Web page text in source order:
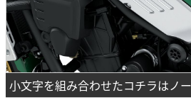
小文字を組み合わせたコチラはノ